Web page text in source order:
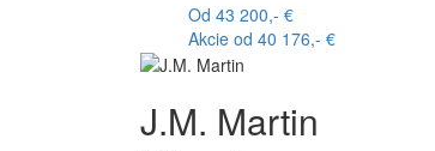
Od 43 200,- €
Akcie od 40 176,- €
J.M. Martin